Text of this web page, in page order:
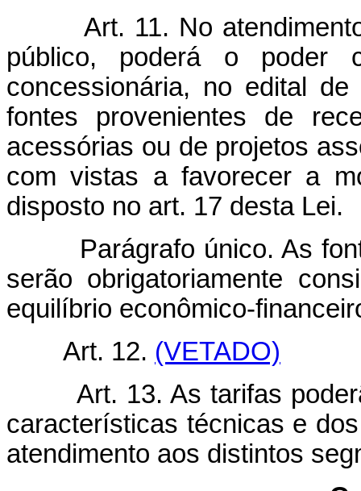
Art. 11. No
público, poderá o poder
concessionária, no edital
fontes provenientes de
acessórias ou de projetos
com vistas a favorecer a
disposto no art. 17 desta Lei.
Parágrafo único. As
serão obrigatoriamente
equilíbrio econômico-
Art. 12. (VETADO)
Art. 13. As tarifas
características técnicas e
atendimento aos distintos